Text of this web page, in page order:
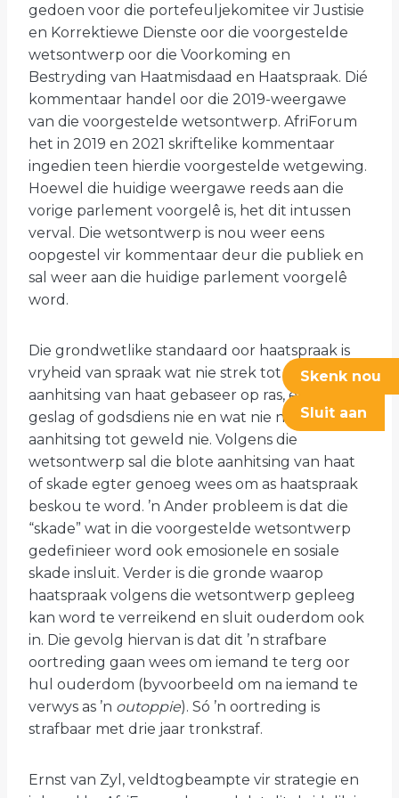
gedoen voor die portefeuljekomitee vir Justisie
en Korrektiewe Dienste oor die voorgestelde
wetsontwerp oor die Voorkoming en
Bestryding van Haatmisdaad en Haatspraak. Dié
kommentaar handel oor die 2019-weergawe
van die voorgestelde wetsontwerp. AfriForum
het in 2019 en 2021 skriftelike kommentaar
ingedien teen hierdie voorgestelde wetgewing.
Hoewel die huidige weergawe reeds aan die
vorige parlement voorgelê is, het dit intussen
verval. Die wetsontwerp is nou weer eens
oopgestel vir kommentaar deur die publiek en
sal weer aan die huidige parlement voorgelê
word.
Die grondwetlike standaard oor haatspraak is
vryheid van spraak wat nie strek tot die
aanhitsing van haat gebaseer op ras, etnisiteit,
geslag of godsdiens nie en wat nie neerkom op
aanhitsing tot geweld nie. Volgens die
wetsontwerp sal die blote aanhitsing van haat
of skade egter genoeg wees om as haatspraak
beskou te word. ’n Ander probleem is dat die
“skade” wat in die voorgestelde wetsontwerp
gedefinieer word ook emosionele en sosiale
skade insluit. Verder is die gronde waarop
haatspraak volgens die wetsontwerp gepleeg
kan word te verreikend en sluit ouderdom ook
in. Die gevolg hiervan is dat dit ’n strafbare
oortreding gaan wees om iemand te terg oor
hul ouderdom (byvoorbeeld om na iemand te
verwys as ’n outoppie). Só ’n oortreding is
strafbaar met drie jaar tronkstraf.
Ernst van Zyl, veldtogbeampte vir strategie en
Skenk nou
Sluit aan